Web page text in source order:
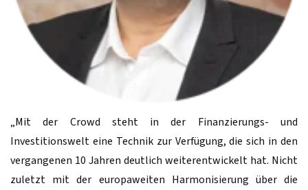
„Mit der Crowd steht in der Finanzierungs- und
Investitionswelt eine Technik zur Verfügung, die sich in den
vergangenen 10 Jahren deutlich weiterentwickelt hat. Nicht
zuletzt mit der europaweiten Harmonisierung über die